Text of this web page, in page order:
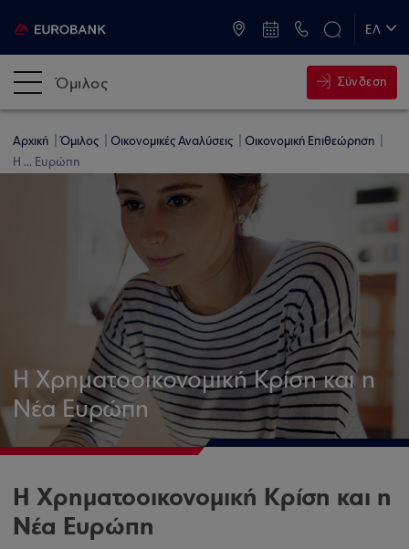
ΕΛ
Όμιλος Σύνδεση
Αρχική Όμιλος Οικονομικές Αναλύσεις
Οικονομική Επιθεώρηση
Η ... Ευρώπη
Η Χρηματοοικονομική Κρίση και η
Νέα Ευρώπη
Η Χρηματοοικονομική Κρίση και η
Νέα Ευρώπη